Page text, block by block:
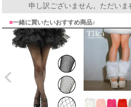
申し訳ございません。ただいま
■一緒に買いたいおすすめ商品♪